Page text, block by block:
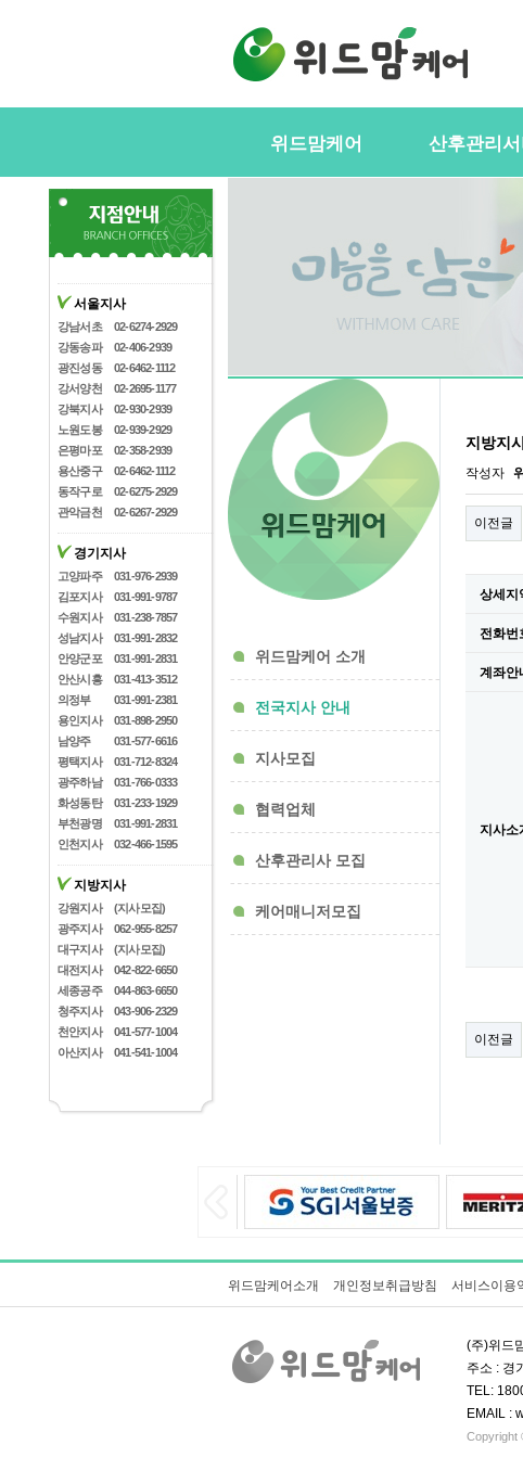
위드맘케어
지사모집
산후관리사모집
산후관리
스
산후관리사 업무
위드맘케어 소개
전국지사 안내
지사모집
협력업체
산후관리사 모집
케어매니저모집
서울지사
강남서초
02-6274-2929
강동송파
02-406-2939
광진성동
02-6462-1112
강서양천
02-2695-1177
강북지사
02-930-2939
노원도봉
02-939-2929
은평마포
02-358-2939
용산중구
02-6462-1112
동작구로
02-6275-2929
관악금천
02-6267-2929
경기지사
고양파주
031-976-2939
김포지사
031-991-9787
수원지사
031-238-7857
성남지사
031-991-2832
안양군포
031-991-2831
안산시흥
031-413-3512
의정부
031-991-2381
용인지사
031-898-2950
남양주
031-577-6616
평택지사
031-712-8324
광주하남
031-766-0333
화성동탄
031-233-1929
부천광명
031-991-2831
인천지사
032-466-1595
지방지사
강원지사
(지사모집)
광주지사
062-955-8257
대구지사
(지사모집)
대전지사
042-822-6650
세종공주
044-863-6650
청주지사
043-906-2329
천안지사
041-577-1004
아산지사
041-541-1004
지방지
작성자
이전글
상세지
전화번
계좌안
지사소
이전글
위드맘케어소개 개인정보취급방침 서비스이용
(주)위드
주소 : 경
TEL:
EMAIL :
Copyright